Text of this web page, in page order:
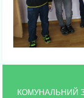
КОМУНАЛЬНИЙ